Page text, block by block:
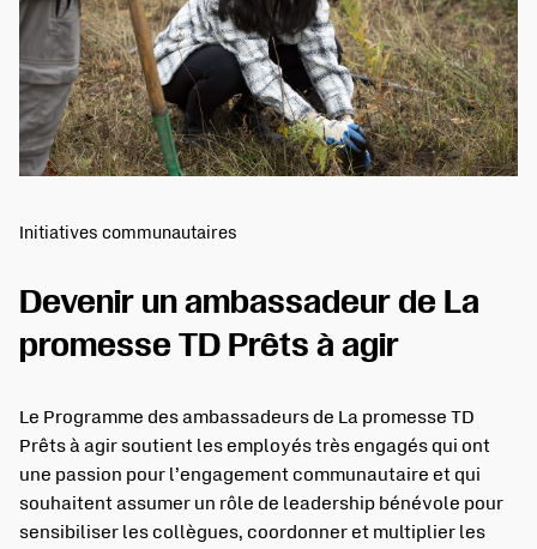
Initiatives communautaires
Devenir un ambassadeur de La
promesse TD Prêts à agir
Le Programme des ambassadeurs de La promesse TD
Prêts à agir soutient les employés très engagés qui ont
une passion pour l’engagement communautaire et qui
souhaitent assumer un rôle de leadership bénévole pour
sensibiliser les collègues, coordonner et multiplier les